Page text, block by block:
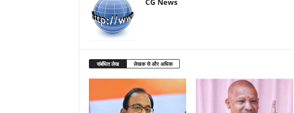
CG News
संबंधित लेख लेखक से और अधिक